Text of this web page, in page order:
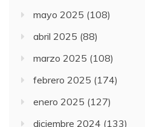
mayo 2025 (108)
abril 2025 (88)
marzo 2025 (108)
febrero 2025 (174)
enero 2025 (127)
diciembre 2024 (133)